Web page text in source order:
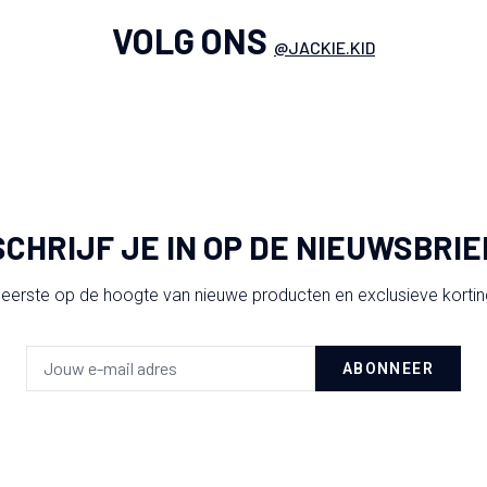
VOLG ONS @JACKIE.KID
JE IN OP DE
op de hoogte van nieuwe producten en exclusieve
ABONNEER